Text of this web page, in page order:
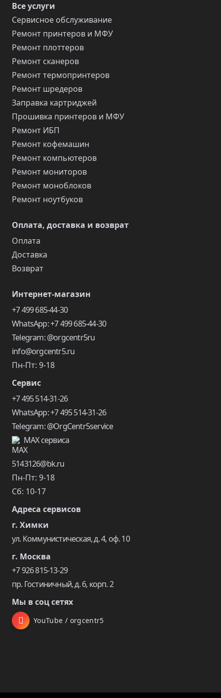
Все услуги
Сервисное обслуживание
Ремонт принтеров и МФУ
Ремонт плоттеров
Ремонт сканеров
Ремонт термопринтеров
Ремонт шредеров
Заправка картриджей
Прошивка принтеров и МФУ
Ремонт ИБП
Ремонт кофемашин
Ремонт компьютеров
Ремонт мониторов
Ремонт моноблоков
Ремонт ноутбуков
Оплата, доставка и возврат
Оплата
Доставка
Возврат
Интернет-магазин
+7 499 685-44-30
WhatsApp: +7 499 685-44-30
Telegram: @orgcentr5ru
info@orgcentr5.ru
Пн-Пт: 9-18
Сервис
+7 495 514-31-26
WhatsApp: +7 495 514-31-26
Telegram: @OrgCentr5service
MAX сервиса
5143126@bk.ru
Пн-Пт: 9-18
Сб: 10-17
Адреса сервисов
г. Химки
ул. Коммунистическая, д. 4, оф. 10
г. Москва
+7 926 815-13-29
пр. Гостиничный, д. 6, корп. 2
Мы в соц сетях
YouTube / orgcentr5